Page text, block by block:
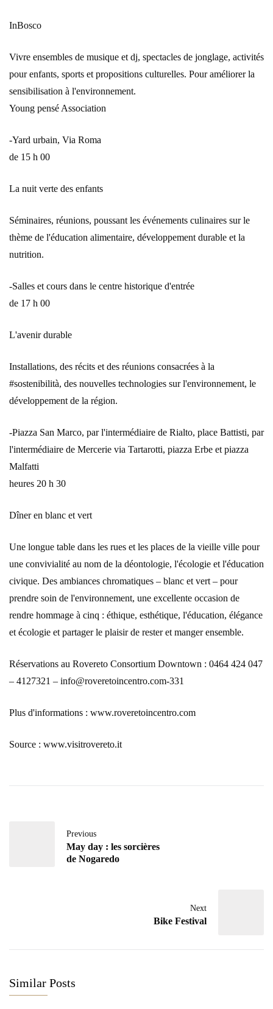
InBosco
Vivre ensembles de musique et dj, spectacles de jonglage, activités
pour enfants, sports et propositions culturelles. Pour améliorer la
sensibilisation à l'environnement.
Young pensé Association
-Yard urbain, Via Roma
de 15 h 00
La nuit verte des enfants
Séminaires, réunions, poussant les événements culinaires sur le
thème de l'éducation alimentaire, développement durable et la
nutrition.
-Salles et cours dans le centre historique d'entrée
de 17 h 00
L'avenir durable
Installations, des récits et des réunions consacrées à la
#sostenibilità, des nouvelles technologies sur l'environnement, le
développement de la région.
-Piazza San Marco, par l'intermédiaire de Rialto, place Battisti, par
l'intermédiaire de Mercerie via Tartarotti, piazza Erbe et piazza
Malfatti
heures 20 h 30
Dîner en blanc et vert
Une longue table dans les rues et les places de la vieille ville pour
une convivialité au nom de la déontologie, l'écologie et l'éducation
civique. Des ambiances chromatiques – blanc et vert – pour
prendre soin de l'environnement, une excellente occasion de
rendre hommage à cinq : éthique, esthétique, l'éducation, élégance
et écologie et partager le plaisir de rester et manger ensemble.
Réservations au Rovereto Consortium Downtown : 0464 424 047
– 4127321 – info@roveretoincentro.com-331
Plus d'informations : www.roveretoincentro.com
Source : www.visitrovereto.it
Previous
May day : les sorcières
de Nogaredo
Next
Bike Festival
Similar Posts